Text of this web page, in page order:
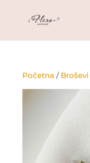
Početna / Broševi